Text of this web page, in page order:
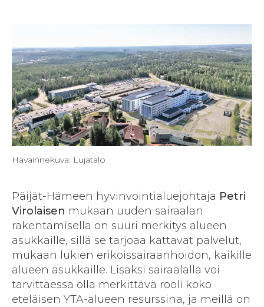
Havainnekuva: Lujatalo
Päijät-Hämeen hyvinvointialuejohtaja Petri
Virolaisen mukaan uuden sairaalan
rakentamisella on suuri merkitys alueen
asukkaille, sillä se tarjoaa kattavat palvelut,
mukaan lukien erikois­sairaan­hoidon, kaikille
alueen asukkaille. Lisäksi sairaalalla voi
tarvittaessa olla merkittävä rooli koko
eteläisen YTA-alueen resurssina, ja meillä on